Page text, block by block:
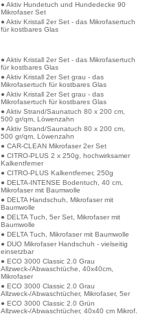
● Aktiv Hundetuch und Hundedecke 90
Mikrofaser Set
● Aktiv Kristall 2er Set - das Mikrofasertuch
für kostbares Glas
● Aktiv Kristall 2er Set - das Mikrofasertuch
für kostbares Glas
● Aktiv Kristall 2er Set grau - das
Mikrofasertuch für kostbares Glas
● Aktiv Kristall 2er Set grau - das
Mikrofasertuch für kostbares Glas
● Aktiv Strand/Saunatuch 80 x 200 cm,
500 gr/qm, Löwenzahn
● Aktiv Strand/Saunatuch 80 x 200 cm,
500 gr/qm, Löwenzahn
● CAR-CLEAN Mikrofaser 2er Set
● CITRO-PLUS 2 x 250g, hochwirksamer
Kalkentferner
● CITRO-PLUS Kalkentferner, 250g
● DELTA-INTENSE Bodentuch, 40 cm,
Mikrofaser mit Baumwolle
● DELTA Handschuh, Mikrofaser mit
Baumwolle
● DELTA Tuch, 5er Set, Mikrofaser mit
Baumwolle
● DELTA Tuch, Mikrofaser mit Baumwolle
● DUO Mikrofaser Handschuh - vielseitig
einsetzbar
● ECO 3000 Classic 2.0 Grau
Allzweck-/Abwaschtüche, 40x40cm,
Mikrofaser
● ECO 3000 Classic 2.0 Grau
Allzweck-/Abwaschtücher, Mikrofaser, 5er
● ECO 3000 Classic 2.0 Grün
Allzweck-/Abwaschtücher, 40x40 cm Mikrof.